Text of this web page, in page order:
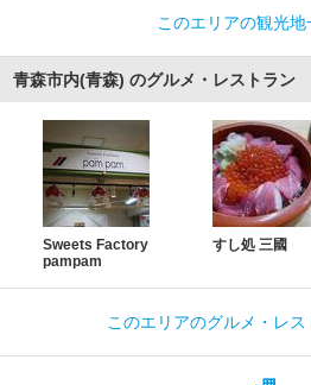
このエリアの観光地
青森市内(青森) のグルメ・レストラン
Sweets Factory
pampam
すし処 三國
このエリアのグルメ・レ